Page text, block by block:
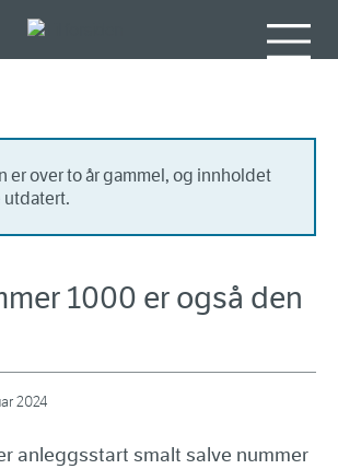
er over to år gammel, og innholdet
utdatert.
1000 er også den
2024
anleggsstart smalt salve nummer